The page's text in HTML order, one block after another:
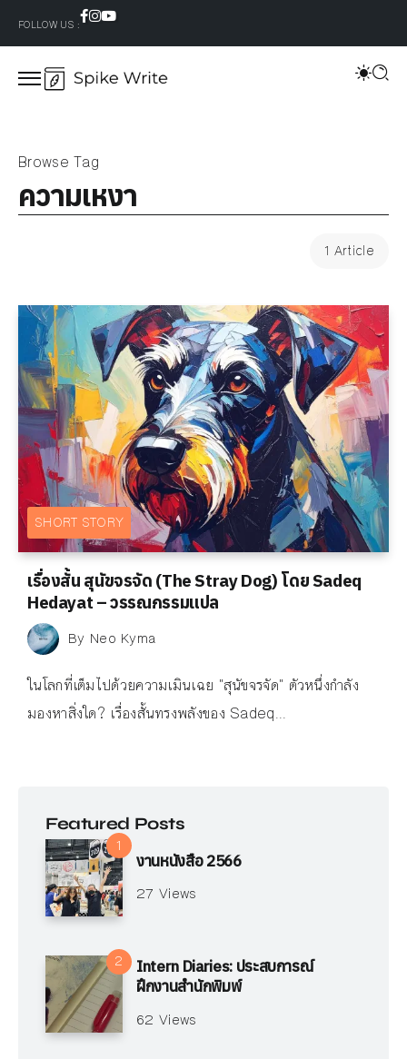
FOLLOW US :
Browse Tag
ความเหงา
1 Article
SHORT STORY
เรื่องสั้น สุนัขจรจัด (The Stray Dog) โดย Sadeq
Hedayat – วรรณกรรมแปล
By Neo Kyma
ในโลกที่เต็มไปด้วยความเมินเฉย "สุนัขจรจัด" ตัวหนึ่งกำลัง
มองหาสิ่งใด? เรื่องสั้นทรงพลังของ Sadeq...
Featured Posts
งานหนังสือ 2566
27 Views
Intern Diaries: ประสบการณ์
ฝึกงานสำนักพิมพ์
62 Views